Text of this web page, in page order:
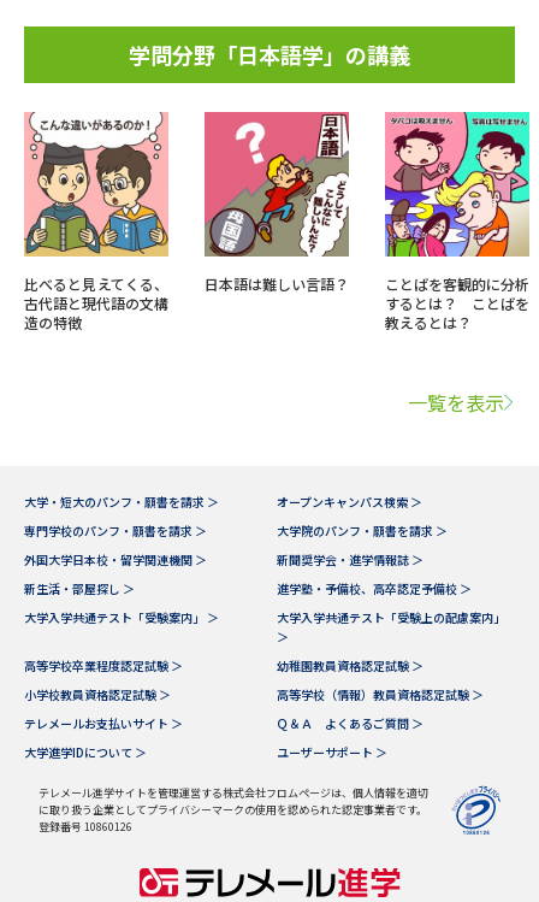
学問分野「日本語学」の講義
比べると見えてくる、
古代語と現代語の文構
造の特徴
日本語は難しい言語？
ことばを客観的に分析
するとは？ ことばを
教えるとは？
一覧を表示
大学・短大のパンフ・願書を請求 ＞
オープンキャンパス検索 ＞
専門学校のパンフ・願書を請求 ＞
大学院のパンフ・願書を請求 ＞
外国大学日本校・留学関連機関 ＞
新聞奨学会・進学情報誌 ＞
新生活・部屋探し ＞
進学塾・予備校、高卒認定予備校 ＞
大学入学共通テスト「受験案内」 ＞
大学入学共通テスト「受験上の配慮案内」
＞
高等学校卒業程度認定試験 ＞
幼稚園教員資格認定試験 ＞
小学校教員資格認定試験 ＞
高等学校（情報）教員資格認定試験 ＞
テレメールお支払いサイト ＞
Ｑ＆Ａ よくあるご質問 ＞
大学進学IDについて ＞
ユーザーサポート ＞
テレメール進学サイトを管理運営する株式会社フロムページは、個人情報を適切
に取り扱う企業としてプライバシーマークの使用を認められた認定事業者です。
登録番号 10860126